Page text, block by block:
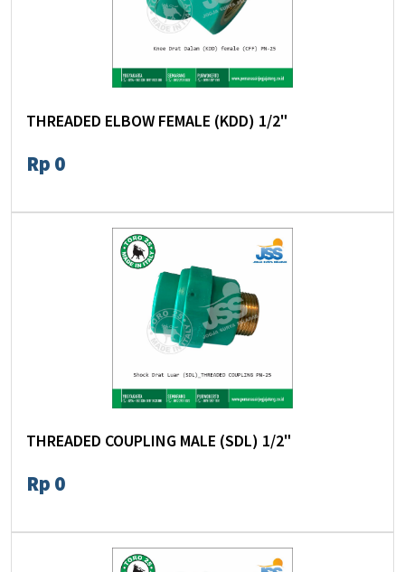
THREADED ELBOW FEMALE (KDD) 1/2"
Rp 0
THREADED COUPLING MALE (SDL) 1/2"
Rp 0